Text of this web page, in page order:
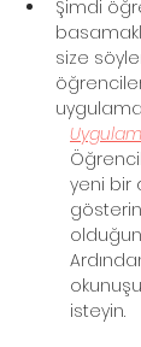
Şimdi
size
yeni bir
gösterin
isteyin.